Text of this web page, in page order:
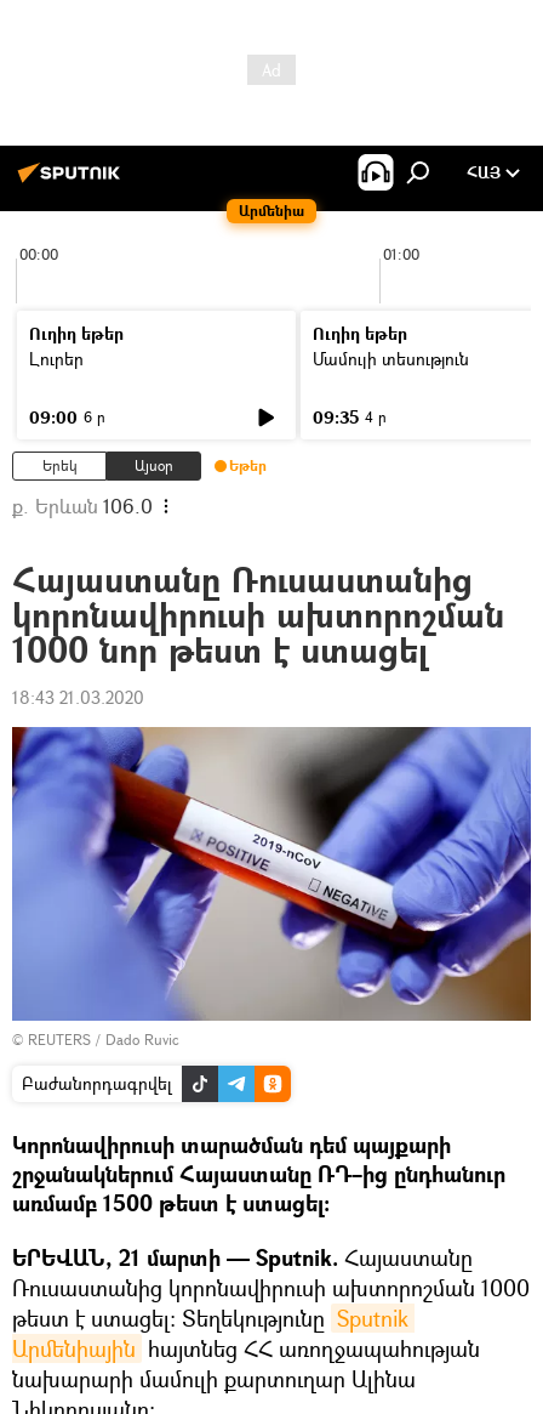
Արմենիա
ՀԱՅ
00:00 01:00
Ուղիղ եթեր
Լուրեր
09:00 6 ր
Ուղիղ եթեր
Մամուլի տեսություն
09:35 4 ր
Երեկ Այսօր Եթեր
ք. Երևան 106.0
Հայաստանը Ռուսաստանից
կորոնավիրուսի ախտորոշման
1000 նոր թեստ է ստացել
18:43 21.03.2020
© REUTERS / Dado Ruvic
Բաժանորդագրվել
Կորոնավիրուսի տարածման դեմ պայքարի
շրջանակներում Հայաստանը ՌԴ–ից ընդհանուր
առմամբ 1500 թեստ է ստացել։
ԵՐԵՎԱՆ, 21 մարտի — Sputnik. Հայաստանը
Ռուսաստանից կորոնավիրուսի ախտորոշման 1000
թեստ է ստացել։ Տեղեկությունը Sputnik
Արմենիային հայտնեց ՀՀ առողջապահության
նախարարի մամուլի քարտուղար Ալինա